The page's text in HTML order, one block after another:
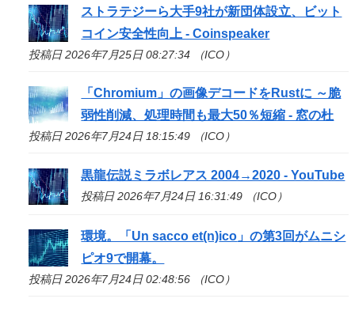
ストラテジーら大手9社が新団体設立、ビット
コイン安全性向上 - Coinspeaker
投稿日 2026年7月25日 08:27:34 （ICO）
「Chromium」の画像デコードをRustに ～脆
弱性削減、処理時間も最大50％短縮 - 窓の杜
投稿日 2026年7月24日 18:15:49 （ICO）
黒龍伝説ミラボレアス 2004→2020 - YouTube
投稿日 2026年7月24日 16:31:49 （ICO）
環境。「Un sacco et(n)ico 」の第3回がムニシ
ピオ9で開幕。
投稿日 2026年7月24日 02:48:56 （ICO）